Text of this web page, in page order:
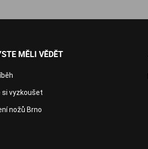
MĚLI VĚDĚT
si vyzkoušet
nožů Brno